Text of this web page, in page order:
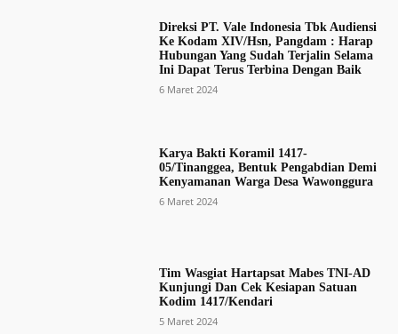
Direksi PT. Vale Indonesia Tbk Audiensi
Ke Kodam XIV/Hsn, Pangdam : Harap
Hubungan Yang Sudah Terjalin Selama
Ini Dapat Terus Terbina Dengan Baik
6 Maret 2024
Karya Bakti Koramil 1417-
05/Tinanggea, Bentuk Pengabdian Demi
Kenyamanan Warga Desa Wawonggura
6 Maret 2024
Tim Wasgiat Hartapsat Mabes TNI-AD
Kunjungi Dan Cek Kesiapan Satuan
Kodim 1417/Kendari
5 Maret 2024